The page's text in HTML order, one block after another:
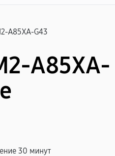
A85XA-G43
A85XA-
30 минут